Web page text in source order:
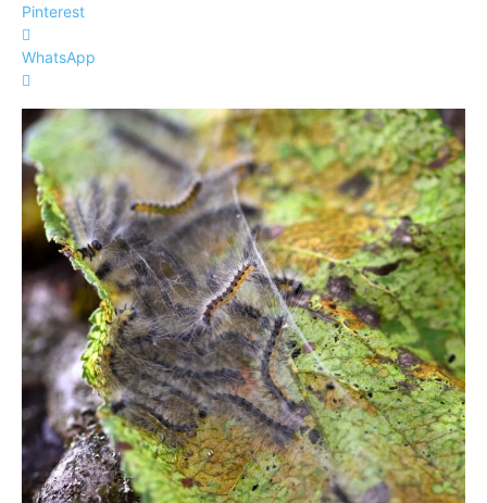
Pinterest
WhatsApp